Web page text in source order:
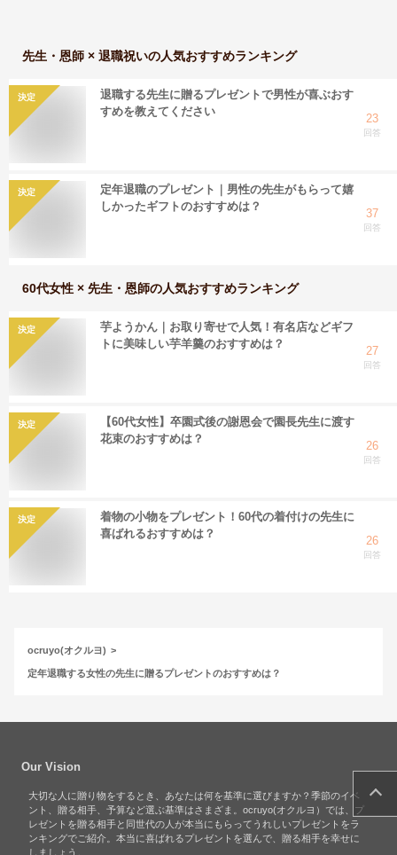
先生・恩師 × 退職祝いの人気おすすめランキング
決定
退職する先生に贈るプレゼントで男性が喜ぶおす
すめを教えてください
23
回答
決定
定年退職のプレゼント｜男性の先生がもらって嬉
しかったギフトのおすすめは？
37
回答
60代女性 × 先生・恩師の人気おすすめランキング
決定
芋ようかん｜お取り寄せで人気！有名店などギフ
トに美味しい芋羊羹のおすすめは？
27
回答
決定
【60代女性】卒園式後の謝恩会で園長先生に渡す
花束のおすすめは？
26
回答
決定
着物の小物をプレゼント！60代の着付けの先生に
喜ばれるおすすめは？
26
回答
ocruyo(オクルヨ)
定年退職する女性の先生に贈るプレゼントのおすすめは？
Our Vision
大切な人に贈り物をするとき、あなたは何を基準に選びますか？季節のイベ
ント、贈る相手、予算など選ぶ基準はさまざま。ocruyo(オクルヨ）では、プ
レゼントを贈る相手と同世代の人が本当にもらってうれしいプレゼントをラ
ンキングでご紹介。本当に喜ばれるプレゼントを選んで、贈る相手を幸せに
しましょう。